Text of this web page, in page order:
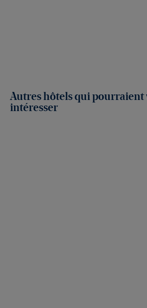
Autres hôtels qui pourraient
intéresser